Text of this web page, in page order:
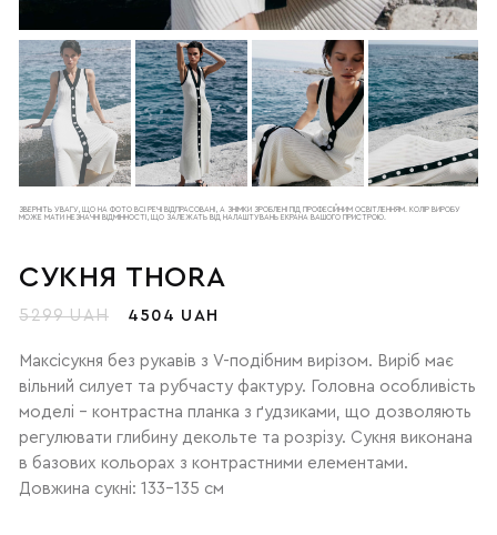
ЗВЕРНІТЬ УВАГУ, ЩО НА ФОТО ВСІ РЕЧІ ВІДПРАСОВАНІ, А ЗНІМКИ ЗРОБЛЕНІ ПІД ПРОФЕСІЙНИМ ОСВІТЛЕННЯМ. КОЛІР ВИРОБУ
МОЖЕ МАТИ НЕЗНАЧНІ ВІДМІННОСТІ, ЩО ЗАЛЕЖАТЬ ВІД НАЛАШТУВАНЬ ЕКРАНА ВАШОГО ПРИСТРОЮ.
СУКНЯ THORA
5299 UAH 4504 UAH
Максісукня без рукавів з V-подібним вирізом. Виріб має
вільний силует та рубчасту фактуру. Головна особливість
моделі – контрастна планка з ґудзиками, що дозволяють
регулювати глибину декольте та розрізу. Сукня виконана
в базових кольорах з контрастними елементами.
Довжина сукні: 133-135 см